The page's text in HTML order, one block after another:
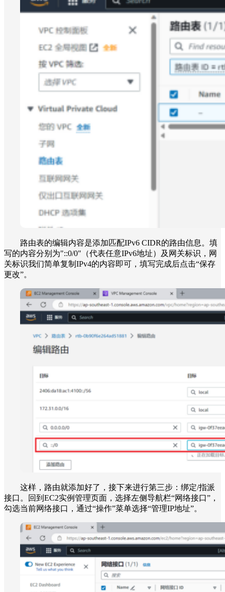
路由表的编辑内容是添加匹配IPv6 CIDR的路由信息。填
写的内容分别为"::0/0"（代表任意IPv6地址）及网关标识，网
关标识我们简单复制IPv4的内容即可，填写完成后点击“保存
更改”。
这样，路由就添加好了，接下来进行第三步：绑定/指派
接口。回到EC2实例管理页面，选择左侧导航栏“网络接口”，
勾选当前网络接口，通过“操作”菜单选择“管理IP地址”。